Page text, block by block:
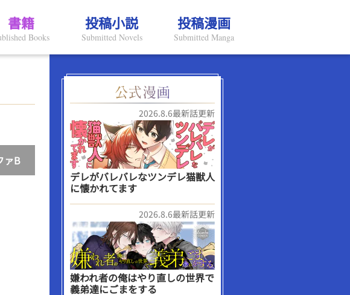
書籍
Books
投稿小説
Submitted Novels
投稿漫画
Submitted Manga
ァB
2026.8.6最新話更新
デレがバレバレなツンデレ猫獣人
に懐かれてます
2026.8.6最新話更新
嫌われ者の俺はやり直しの世界で
義弟達にごまをする